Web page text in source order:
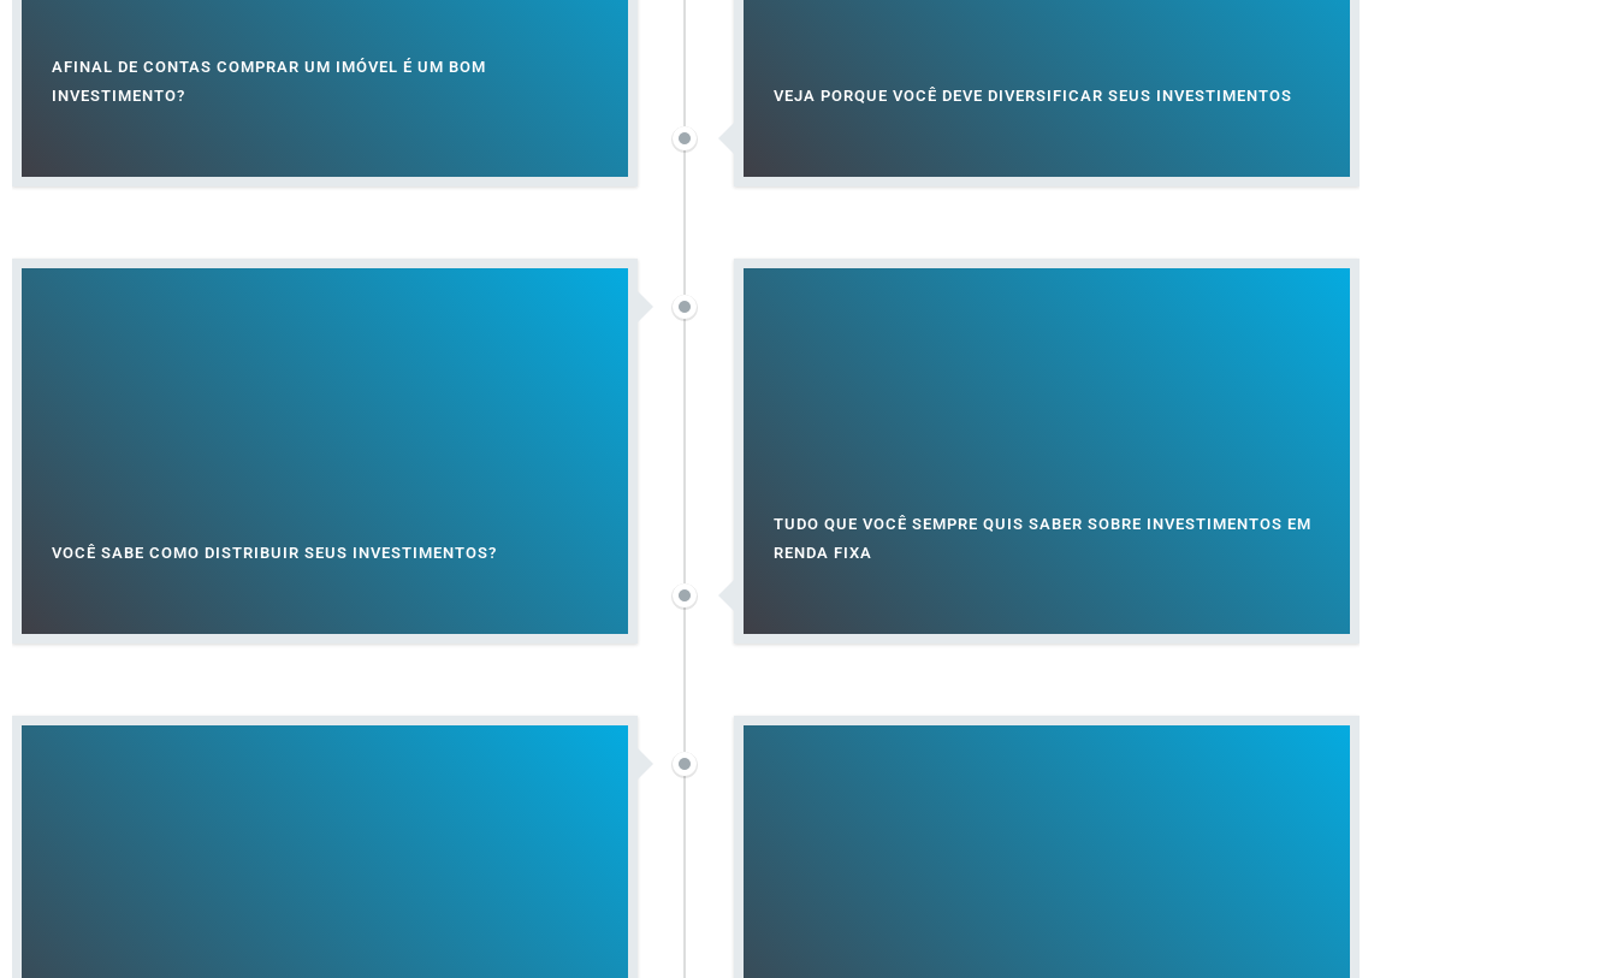
AFINAL DE CONTAS COMPRAR UM IMÓVEL É UM BOM
INVESTIMENTO?
VEJA PORQUE VOCÊ DEVE DIVERSIFICAR SEUS INVESTIMENTOS
VOCÊ SABE COMO DISTRIBUIR SEUS INVESTIMENTOS?
TUDO QUE VOCÊ SEMPRE QUIS SABER SOBRE INVESTIMENTOS EM
RENDA FIXA